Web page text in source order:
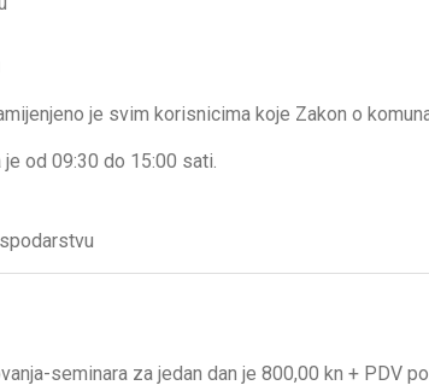
je svim korisnicima koje Zakon o
je od 09:30 do 15:00 sati.
seminara za jedan dan je 800,00 kn + PDV